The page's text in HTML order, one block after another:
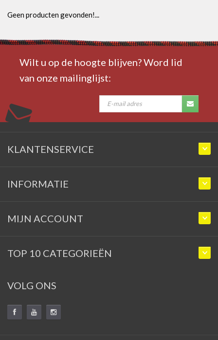
Geen producten gevonden!...
Wilt u op de hoogte blijven? Word lid
van onze mailinglijst:
KLANTENSERVICE
INFORMATIE
MIJN ACCOUNT
TOP 10 CATEGORIEËN
VOLG ONS